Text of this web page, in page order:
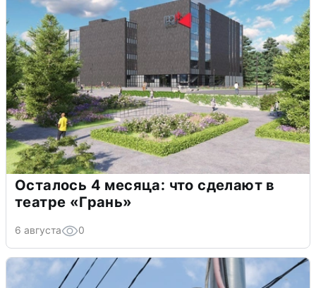
Осталось 4 месяца: что сделают в
театре «Грань»
6 августа 0